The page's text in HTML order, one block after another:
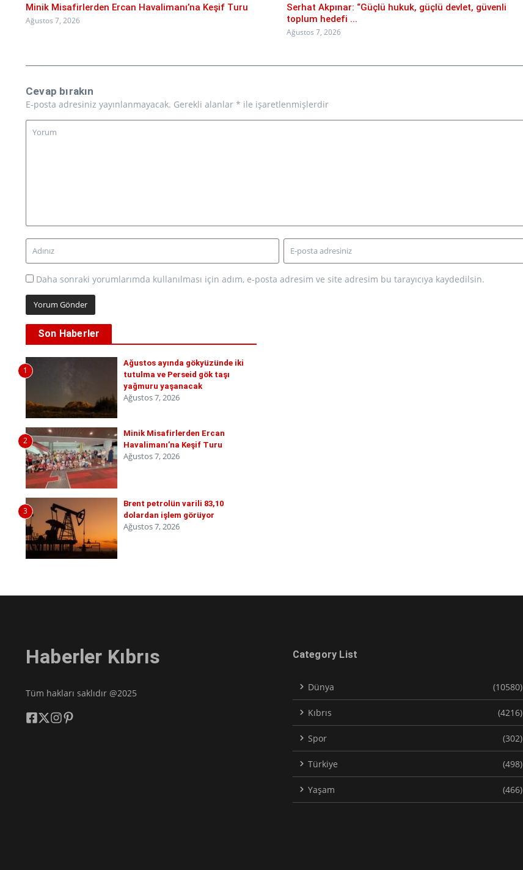
Minik Misafirlerden Ercan Havalimanı’na Keşif Turu
Ağustos 7, 2026
Serhat Akpınar: “Güçlü hukuk, güçlü devlet, güvenli
toplum hedefi ...
Ağustos 7, 2026
Cevap bırakın
E-posta adresiniz yayınlanmayacak. Gerekli alanlar * ile işaretlenmişlerdir
Daha sonraki yorumlarımda kullanılması için adım, e-posta adresim ve site adresim bu tarayıcıya kaydedilsin.
Son Haberler
1
Ağustos ayında gökyüzünde iki
tutulma ve Perseid gök taşı
yağmuru yaşanacak
Ağustos 7, 2026
2
Minik Misafirlerden Ercan
Havalimanı’na Keşif Turu
Ağustos 7, 2026
3
Brent petrolün varili 83,10
dolardan işlem görüyor
Ağustos 7, 2026
Haberler Kıbrıs
Tüm hakları saklıdır @2025
Category List
Dünya (10580)
Kıbrıs (4216)
Spor (302)
Türkiye (498)
Yaşam (466)